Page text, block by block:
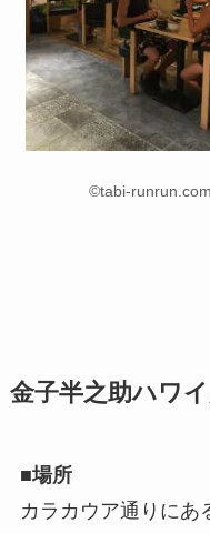
©tabi-runrun.com
金子半之助ハワ
■場所
カラカウア通りにあ